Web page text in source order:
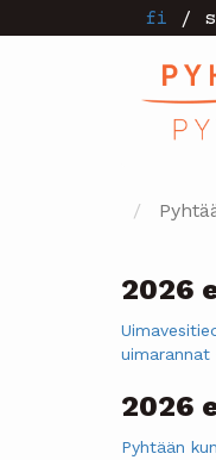
till
fi /
2026
uimarannat
2026
Pyhtään